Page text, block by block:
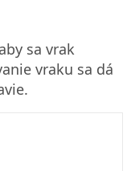
sa vrak
vraku sa dá